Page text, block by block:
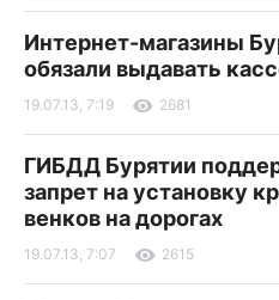
Интернет-магазины
обязали выдавать
19.07.13, 7:19 2681
ГИБДД Бурятии
запрет на установку
венков на дорогах
19.07.13, 7:07 2615